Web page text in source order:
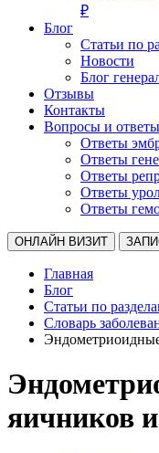
₽
Блог
Статьи по
Новости
Блог
Отзывы
Контакты
Вопросы и ответы
Ответы
Ответы
Ответы
Ответы
Ответы
ОНЛАЙН ВИЗИТ
Главная
Блог
Статьи по
Словарь
яичников